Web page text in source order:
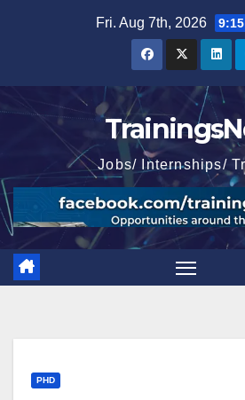
Fri. Aug 7th, 2026
Jobs/ Internships/
PHD